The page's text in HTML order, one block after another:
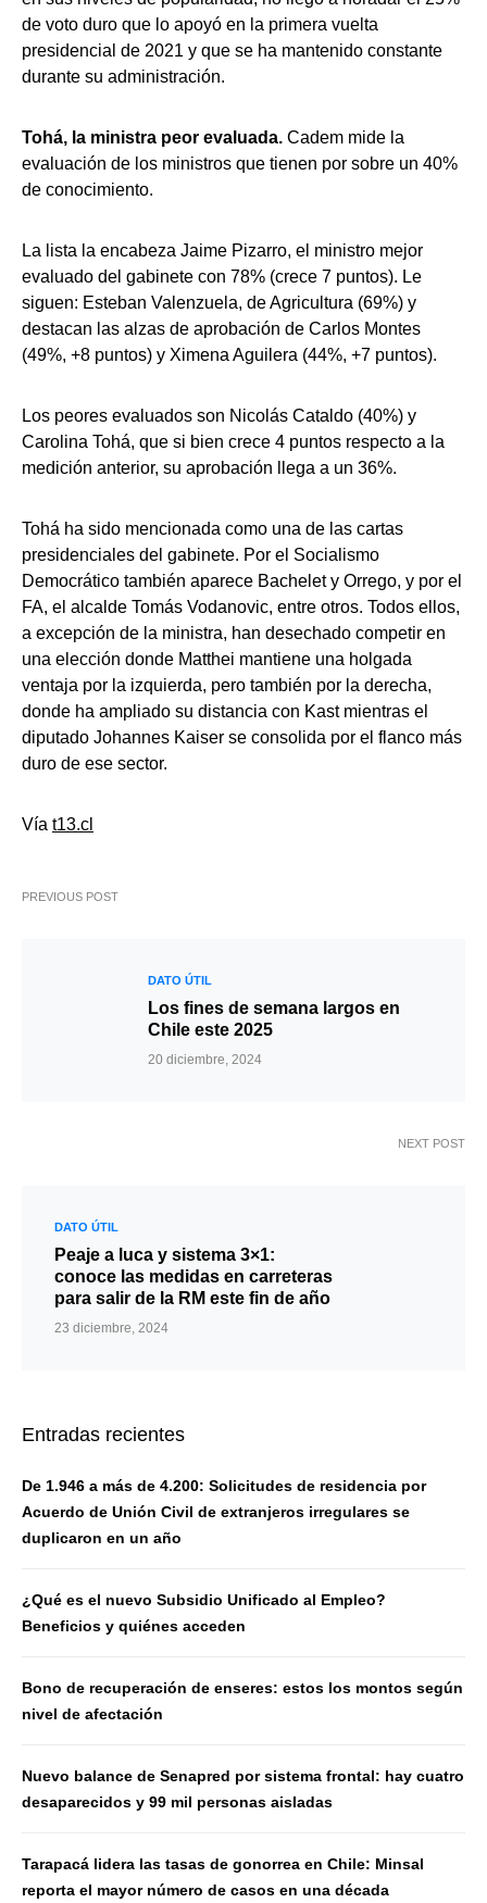
de voto duro que lo apoyó en la primera vuelta
presidencial de 2021 y que se ha mantenido constante
durante su administración.
Tohá, la ministra peor evaluada. Cadem mide la
evaluación de los ministros que tienen por sobre un 40%
de conocimiento.
La lista la encabeza Jaime Pizarro, el ministro mejor
evaluado del gabinete con 78% (crece 7 puntos). Le
siguen: Esteban Valenzuela, de Agricultura (69%) y
destacan las alzas de aprobación de Carlos Montes
(49%, +8 puntos) y Ximena Aguilera (44%, +7 puntos).
Los peores evaluados son Nicolás Cataldo (40%) y
Carolina Tohá, que si bien crece 4 puntos respecto a la
medición anterior, su aprobación llega a un 36%.
Tohá ha sido mencionada como una de las cartas
presidenciales del gabinete. Por el Socialismo
Democrático también aparece Bachelet y Orrego, y por el
FA, el alcalde Tomás Vodanovic, entre otros. Todos ellos,
a excepción de la ministra, han desechado competir en
una elección donde Matthei mantiene una holgada
ventaja por la izquierda, pero también por la derecha,
donde ha ampliado su distancia con Kast mientras el
diputado Johannes Kaiser se consolida por el flanco más
duro de ese sector.
Vía t13.cl
PREVIOUS POST
DATO ÚTIL
Los fines de semana largos en
Chile este 2025
20 diciembre, 2024
NEXT POST
DATO ÚTIL
Peaje a luca y sistema 3×1:
conoce las medidas en carreteras
para salir de la RM este fin de año
23 diciembre, 2024
Entradas recientes
De 1.946 a más de 4.200: Solicitudes de residencia por
Acuerdo de Unión Civil de extranjeros irregulares se
duplicaron en un año
¿Qué es el nuevo Subsidio Unificado al Empleo?
Beneficios y quiénes acceden
Bono de recuperación de enseres: estos los montos según
nivel de afectación
Nuevo balance de Senapred por sistema frontal: hay cuatro
desaparecidos y 99 mil personas aisladas
Tarapacá lidera las tasas de gonorrea en Chile: Minsal
reporta el mayor número de casos en una década